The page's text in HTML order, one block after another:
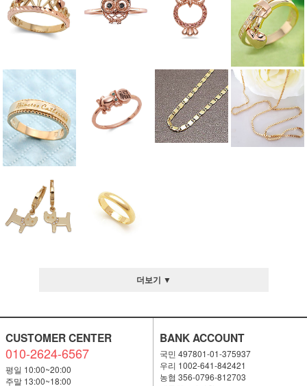
더보기 ▼
CUSTOMER CENTER
010-2624-6567
평일 10:00~20:00
주말 13:00~18:00
BANK ACCOUNT
국민 497801-01-375937
우리 1002-641-842421
농협 356-0796-812703